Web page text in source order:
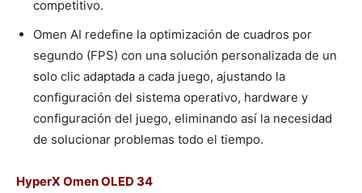
competitivo.
Omen AI redefine la optimización de cuadros por
segundo (FPS) con una solución personalizada de un
solo clic adaptada a cada juego, ajustando la
configuración del sistema operativo, hardware y
configuración del juego, eliminando así la necesidad
de solucionar problemas todo el tiempo.
HyperX Omen OLED 34